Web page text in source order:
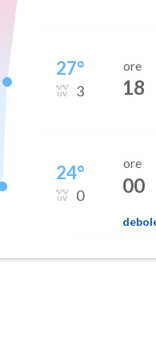
27°
3
ore
18
24°
0
ore
00